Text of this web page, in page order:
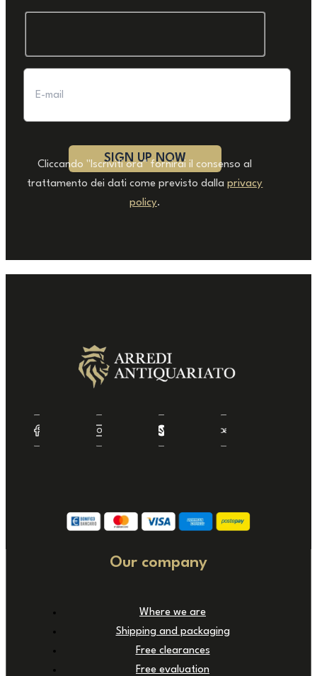
Cliccando "Iscriviti ora" fornirai il consenso al
trattamento dei dati come previsto dallaprivacy
policy.
Our company
Where we are
Shipping and packaging
Free clearances
Free evaluation